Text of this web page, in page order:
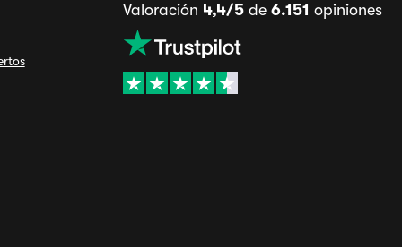
Valoración 4,4/5de 6.151 opiniones